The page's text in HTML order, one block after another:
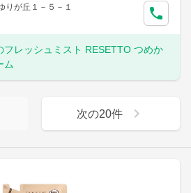
りが丘１－５－１
フレッシュミスト RESETTO つめか
ム
次の20件